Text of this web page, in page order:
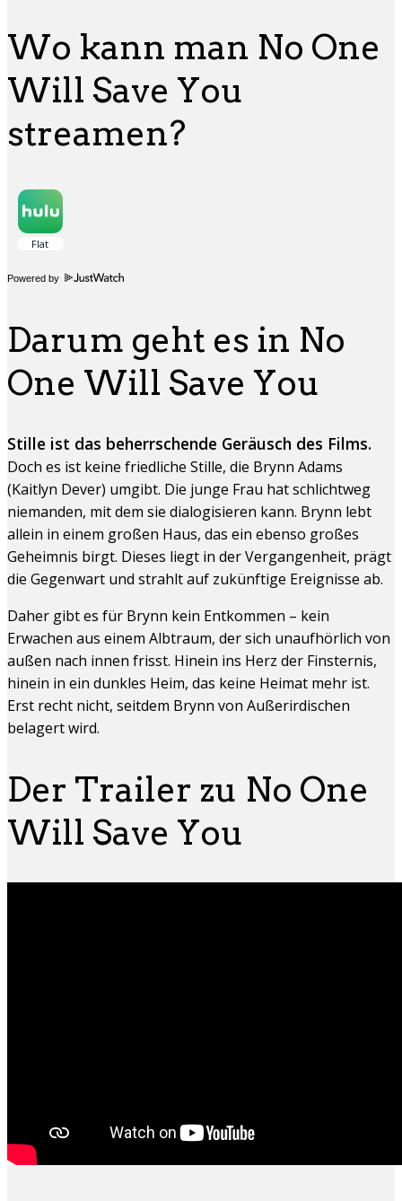
Wo kann man No One
Will Save You
streamen?
Powered by
Darum geht es in No
One Will Save You
Stille ist das beherrschende Geräusch des Films.
Doch es ist keine friedliche Stille, die Brynn Adams
(Kaitlyn Dever) umgibt. Die junge Frau hat schlichtweg
niemanden, mit dem sie dialogisieren kann. Brynn lebt
allein in einem großen Haus, das ein ebenso großes
Geheimnis birgt. Dieses liegt in der Vergangenheit, prägt
die Gegenwart und strahlt auf zukünftige Ereignisse ab.
Daher gibt es für Brynn kein Entkommen – kein
Erwachen aus einem Albtraum, der sich unaufhörlich von
außen nach innen frisst. Hinein ins Herz der Finsternis,
hinein in ein dunkles Heim, das keine Heimat mehr ist.
Erst recht nicht, seitdem Brynn von Außerirdischen
belagert wird.
Der Trailer zu No One
Will Save You